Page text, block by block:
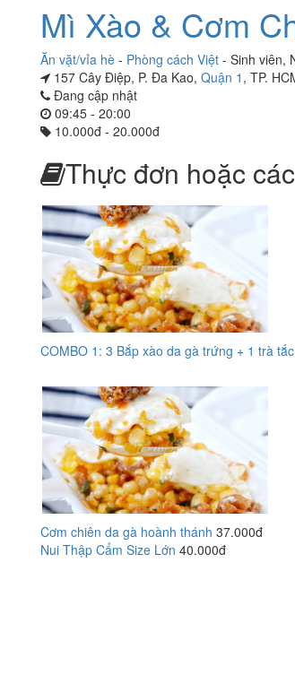
Mì Xào & Cơm
Ăn vặt/vỉa hè - Phòng cách Việt - Sinh viên,
157 Cây Điệp, P. Đa Kao, Quận 1 , TP.
Đang cập nhật
09:45 - 20:00
10.000đ - 20.000đ
Thực đơn hoặc
COMBO 1: 3 Bắp xào da gà trứng + 1 trà tắc
Cơm chiên da gà hoành thánh 37.000đ
Nui Thập Cẩm Size Lớn 40.000đ